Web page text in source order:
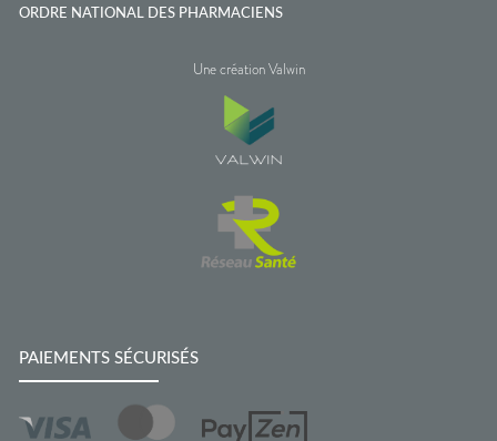
ORDRE NATIONAL DES PHARMACIENS
Une création Valwin
PAIEMENTS SÉCURISÉS